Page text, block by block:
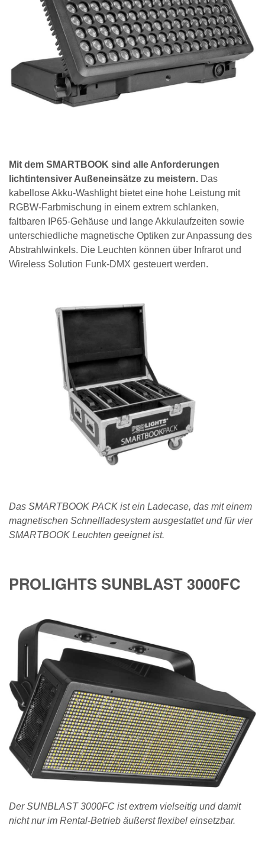
Mit dem SMARTBOOK sind alle Anforderungen
lichtintensiver Außeneinsätze zu meistern. Das
kabellose Akku-Washlight bietet eine hohe Leistung mit
RGBW-Farbmischung in einem extrem schlanken,
faltbaren IP65-Gehäuse und lange Akkulaufzeiten sowie
unterschiedliche magnetische Optiken zur Anpassung des
Abstrahlwinkels. Die Leuchten können über Infrarot und
Wireless Solution Funk-DMX gesteuert werden.
Das SMARTBOOK PACK ist ein Ladecase, das mit einem
magnetischen Schnellladesystem ausgestattet und für vier
SMARTBOOK Leuchten geeignet ist.
PROLIGHTS SUNBLAST 3000FC
Der SUNBLAST 3000FC ist extrem vielseitig und damit
nicht nur im Rental-Betrieb äußerst flexibel einsetzbar.